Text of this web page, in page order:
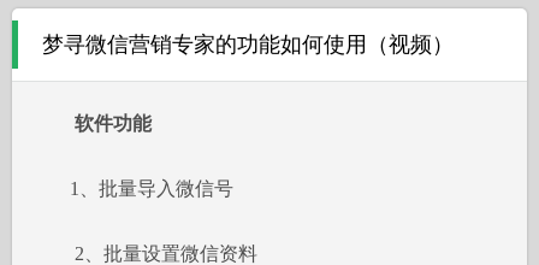
梦寻微信营销专家的功能如何使用（视频）
软件功能
1、批量导入微信号
2、批量设置微信资料